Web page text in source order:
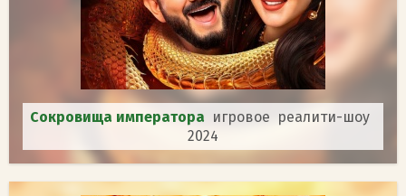
Сокровища императора игровое реалити-шоу
2024